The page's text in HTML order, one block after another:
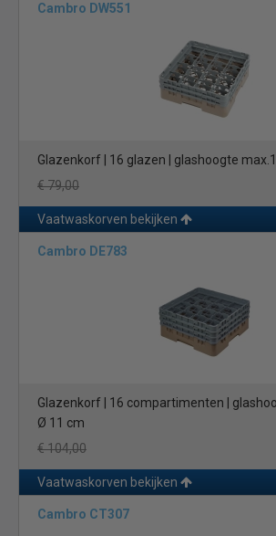
Cambro DW551
Glazenkorf | 16 glazen | glashoogte
€ 79,00
Vaatwaskorven bekijken
Cambro DE783
Glazenkorf | 16 compartimenten |
Ø 11 cm
€ 104,00
Vaatwaskorven bekijken
Cambro CT307